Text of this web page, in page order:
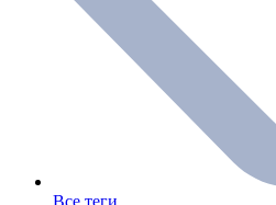
Все теги